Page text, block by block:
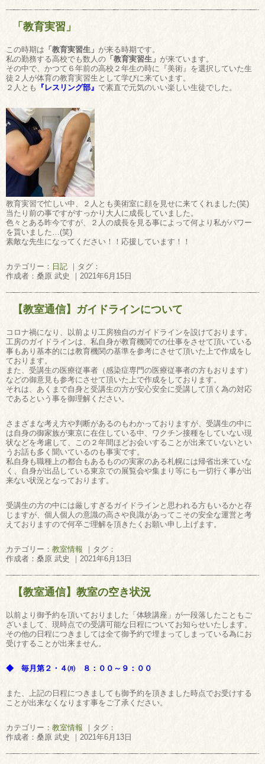
「教育実習」
この時期は 「教育実習生」 が来る時期です。
私の勤務する高校でも数人の 「教育実習生」 が来ています。
その中で、かつて６年前の高校２年生の時に『美術』を選択していた生
徒２人が体育の教育実習生として学びに来ています。
２人とも
『レスリング部』 で素直で元気のいい楽しい生徒でした。
教育実習で忙しい中、２人とも美術室に顔を見せに来てくれました(笑)
当たり前の事ですがすっかり大人に成長していました。
色々とある昨今ですが、２人の成長を見る事によって何より私がパワー
を貰いました…(笑)
素敵な先生になってください！！応援しています！！
カテゴリー： 日記 ｜タグ：
作成者：桑原 武史 ｜2021年6月15日
【教室通信】ガイドラインについて
コロナ禍になり、以前より工房独自のガイドラインを設けております。
工房のガイドラインは、私自身が教育機関での仕事をさせて頂いている
事もあり基本的には教育機関の基準を参考にさせて頂いた上で作成をし
ております。
また、受講生の医療従事者（感染症専門の医療従事者の方もおります）
などの御意見も参考にさせて頂いた上で作成をしております。
それは、あくまで自身と受講生の方が安心安全に受講して頂く為の対応
であるという事を御理解ください。
さまざまな考え方や判断があるのもわかっておりますが、受講生の中に
は自身の御家族が東京に在住している中、ワクチン接種をしていない現
状などを考慮して、この２年間ほどお会いすることが出来ていないとい
うお話も多く聞いているのも事実です。
私自身も職種上の都合もあるものの実家のある札幌には帰省出来ていな
く、自身が出品している東京での展覧会や集まり等にも一切行く事が出
来ない状況となっております。
受講生の方の中には厳しすぎるガイドラインと思われる方もいるかと存
じますが、個人個人の意識の高さや良識があってこその安全な運営と考
えておりますので何卒ご理解を頂きたくお願い申し上げます。
カテゴリー： 教室情報 ｜タグ：
作成者：桑原 武史 ｜2021年6月13日
【教室通信】教室の空き状況
以前より御予約を頂いておりました「体験講座」が一段落したこともご
ざいまして、現時点での受講可能な日程についてお知らせいたします。
その他の日程につきましては全て御予約で埋まってしまっている為にお
受けすることが出来ません。
◆ 毎月第２・４㈪ ８：００～９：００
また、上記の日程につきましても御予約を頂きました時点でお受けする
ことが出来なくなります事をご了承ください。
カテゴリー： 教室情報 ｜タグ：
作成者：桑原 武史 ｜2021年6月13日